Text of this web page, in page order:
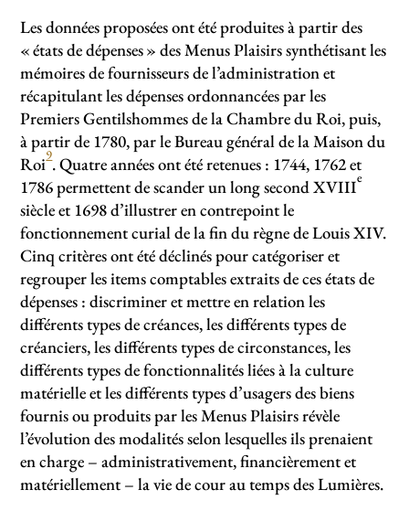
Les données proposées ont été produites à partir des
«états de dépenses» des Menus Plaisirs synthétisant les
mémoires de fournisseurs de l’administration et
récapitulant les dépenses ordonnancées par les
Premiers Gentilshommes de la Chambre du Roi, puis,
à partir de 1780, par le Bureau général de la Maison du
Roi9. Quatre années ont été retenues : 1744, 1762 et
1786 permettent de scander un long second XVIIIe
siècle et 1698 d’illustrer en contrepoint le
fonctionnement curial de la fin du règne de Louis XIV.
Cinq critères ont été déclinés pour catégoriser et
regrouper les items comptables extraits de ces états de
dépenses : discriminer et mettre en relation les
différents types de créances, les différents types de
créanciers, les différents types de circonstances, les
différents types de fonctionnalités liées à la culture
matérielle et les différents types d’usagers des biens
fournis ou produits par les Menus Plaisirs révèle
l’évolution des modalités selon lesquelles ils prenaient
en charge – administrativement, financièrement et
matériellement – la vie de cour au temps des Lumières.